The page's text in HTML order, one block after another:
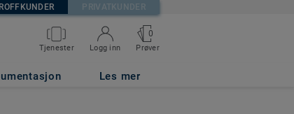
PRIVATKUNDER
Tjenester Logg inn
0
Prøver
Les mer